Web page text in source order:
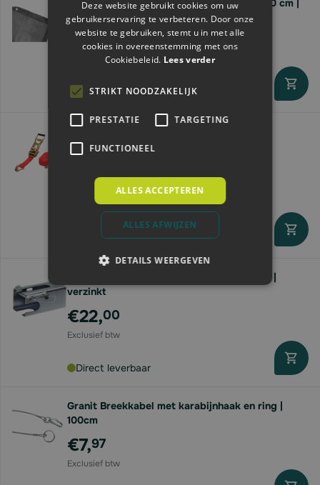
Konvox Aanhangwagen gaasnet | 250 x 450 cm |
zwart
€55,65
Direct leverbaar
|50mm|8mtr | 5T |rood
83
Direct leverbaar
Granit Disselslot universeel tbv aanhanger |
verzinkt
€22,00
Direct leverbaar
Granit Breekkabel met karabijnhaak en ring |
100cm
€7,97
Deze website gebruikt cookies om uw
gebruikerservaring te verbeteren. Door onze
website te gebruiken, stemt u in met alle
cookies in overeenstemming met ons
Cookiebeleid. Lees verder
STRIKT NOODZAKELIJK
PRESTATIE TARGETING
FUNCTIONEEL
ALLES ACCEPTEREN
ALLES AFWIJZEN
DETAILS WEERGEVEN